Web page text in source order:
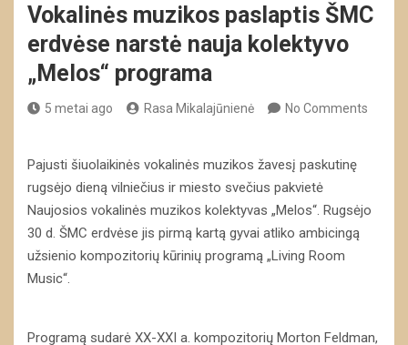
Vokalinės muzikos paslaptis ŠMC
erdvėse narstė nauja kolektyvo
„Melos“ programa
5 metai ago Rasa Mikalajūnienė No Comments
Pajusti šiuolaikinės vokalinės muzikos žavesį paskutinę
rugsėjo dieną vilniečius ir miesto svečius pakvietė
Naujosios vokalinės muzikos kolektyvas „Melos“. Rugsėjo
30 d. ŠMC erdvėse jis pirmą kartą gyvai atliko ambicingą
užsienio kompozitorių kūrinių programą „Living Room
Music“.
Programą sudarė XX-XXI a. kompozitorių Morton Feldman,